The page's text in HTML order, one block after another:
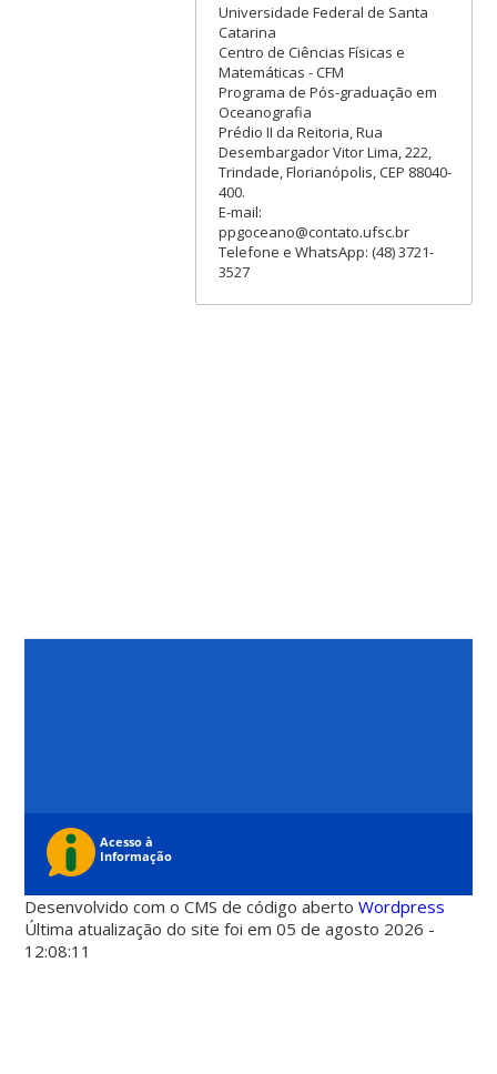
Universidade Federal de Santa
Catarina
Centro de Ciências Físicas e
Matemáticas - CFM
Programa de Pós-graduação em
Oceanografia
Prédio II da Reitoria, Rua
Desembargador Vitor Lima, 222,
Trindade, Florianópolis, CEP 88040-
400.
E-mail:
ppgoceano@contato.ufsc.br
Telefone e WhatsApp: (48) 3721-
3527
Desenvolvido com o CMS de código abertoWordpress
Última atualização do site foi em 05 de agosto 2026 -
12:08:11